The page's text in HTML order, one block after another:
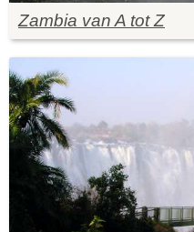
Zambia van A tot Z